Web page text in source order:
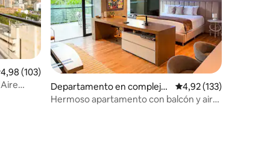
promedio: 4,98 de 5. 103 evaluaciones
4,98 (103)
Departamento en complejo
residencial en Medellín
Calificación promedio:
4,92 (133)
Hermoso apartamento con balcón y aire